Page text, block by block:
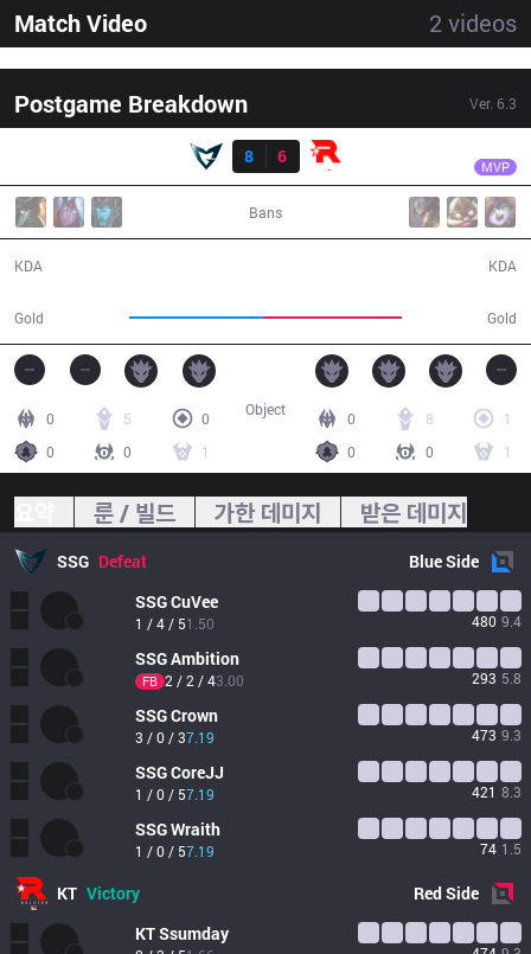
Match Video 2 videos
Postgame Breakdown Ver. 6.3
8
6 MVP
Bans
KDA
Gold Gold
KDA
0 5
0
0
0 1
0 8
1
0
0 1
Object
룬 / 빌드 가한 데미지 받은 데미지
SSG Defeat BlueSide
SSGCuVee
1 / 4 / 51.50 480 9.4
SSGAmbition
FB 2 / 2 / 43.00 293 5.8
SSGCrown
3 / 0 / 37.19 473 9.3
SSGCoreJJ
1 / 0 / 57.19 421 8.3
SSGWraith
1 / 0 / 57.19 74 1.5
KT Victory RedSide
KTSsumday